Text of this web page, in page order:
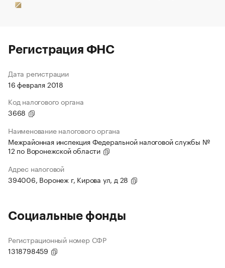
Регистрация ФНС
Дата регистрации
16 февраля 2018
Код налогового органа
3668
Наименование налогового органа
Межрайонная инспекция Федеральной налоговой службы №
12 по Воронежской области
Адрес налоговой
394006, Воронеж г, Кирова ул, д 28
Социальные фонды
Регистрационный номер СФР
1318798459